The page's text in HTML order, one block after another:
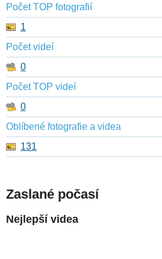
Počet TOP fotografií
1
Počet videí
0
Počet TOP videí
0
Oblíbené fotografie a videa
131
Zaslané počasí
Nejlepší videa